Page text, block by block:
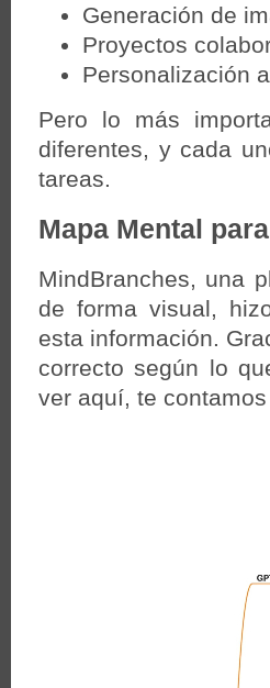
Generación de
Proyectos
Personalización
Pero lo más
diferentes, y cada
tareas.
Mapa Mental
MindBranches, una
de forma visual,
esta información.
correcto según lo
ver aquí, te